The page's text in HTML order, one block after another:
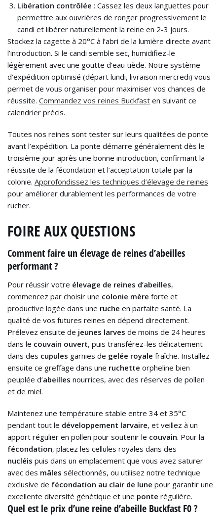
Libération contrôlée : Cassez les deux languettes pour
permettre aux ouvrières de ronger progressivement le
candi et libérer naturellement la reine en 2-3 jours.
Stockez la cagette à 20°C à l’abri de la lumière directe avant
l’introduction. Si le candi semble sec, humidifiez-le
légèrement avec une goutte d’eau tiède. Notre système
d’expédition optimisé (départ lundi, livraison mercredi) vous
permet de vous organiser pour maximiser vos chances de
réussite. Commandez vos reines Buckfast en suivant ce
calendrier précis.
Toutes nos reines sont tester sur leurs qualitées de ponte
avant l’expédition. La ponte démarre généralement dès le
troisième jour après une bonne introduction, confirmant la
réussite de la fécondation et l’acceptation totale par la
colonie. Approfondissez les techniques d’élevage de reines
pour améliorer durablement les performances de votre
rucher.
FOIRE AUX QUESTIONS
Comment faire un élevage de reines d’abeilles
performant ?
Pour réussir votre élevage de reines d’abeilles,
commencez par choisir une colonie mère forte et
productive logée dans une ruche en parfaite santé. La
qualité de vos futures reines en dépend directement.
Prélevez ensuite de jeunes larves de moins de 24 heures
dans le couvain ouvert, puis transférez-les délicatement
dans des cupules garnies de gelée royale fraîche. Installez
ensuite ce greffage dans une ruchette orpheline bien
peuplée d’abeilles nourrices, avec des réserves de pollen
et de miel.
Maintenez une température stable entre 34 et 35°C
pendant tout le développement larvaire, et veillez à un
apport régulier en pollen pour soutenir le couvain. Pour la
fécondation, placez les cellules royales dans des
nucléis puis dans un emplacement que vous avez saturer
avec des mâles sélectionnés, ou utilisez notre technique
exclusive de fécondation au clair de lune pour garantir une
excellente diversité génétique et une ponte régulière.
Quel est le prix d’une reine d’abeille Buckfast F0 ?